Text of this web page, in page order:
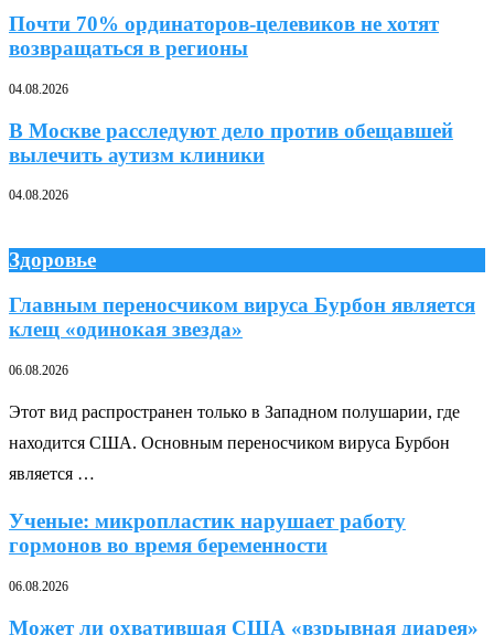
Почти 70% ординаторов-целевиков не хотят
возвращаться в регионы
04.08.2026
В Москве расследуют дело против обещавшей
вылечить аутизм клиники
04.08.2026
Здоровье
Главным переносчиком вируса Бурбон является
клещ «одинокая звезда»
06.08.2026
Этот вид распространен только в Западном полушарии, где
находится США. Основным переносчиком вируса Бурбон
является …
Ученые: микропластик нарушает работу
гормонов во время беременности
06.08.2026
Может ли охватившая США «взрывная диарея»